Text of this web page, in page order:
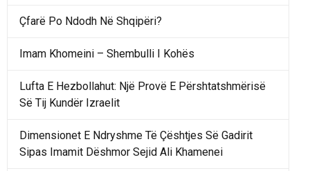
Çfarë Po Ndodh Në Shqipëri?
Imam Khomeini – Shembulli I Kohës
Lufta E Hezbollahut: Një Provë E Përshtatshmërisë
Së Tij Kundër Izraelit
Dimensionet E Ndryshme Të Çështjes Së Gadirit
Sipas Imamit Dëshmor Sejid Ali Khamenei